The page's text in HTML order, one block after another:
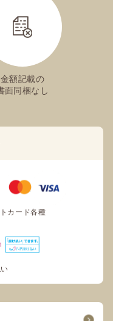
金額記載の
面同梱なし
カード各種